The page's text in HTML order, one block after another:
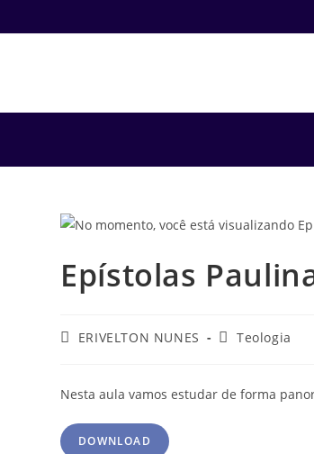
Epístolas
ERIVELTON NUNES Teologia
Nesta aula vamos estudar de forma
DOWNLOAD